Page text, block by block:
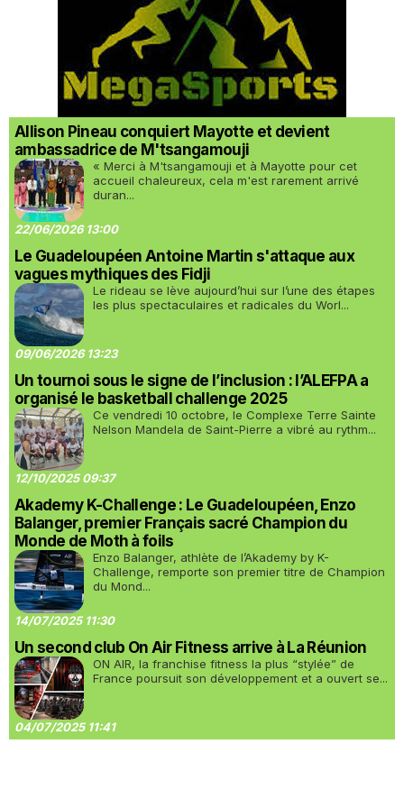
Allison Pineau conquiert Mayotte et devient
ambassadrice de M'tsangamouji
« Merci à M'tsangamouji et à Mayotte pour cet
accueil chaleureux, cela m'est rarement arrivé
duran...
22/06/2026 13:00
Le Guadeloupéen Antoine Martin s'attaque aux
vagues mythiques des Fidji
Le rideau se lève aujourd’hui sur l’une des étapes
les plus spectaculaires et radicales du Worl...
09/06/2026 13:23
Un tournoi sous le signe de l’inclusion : l’ALEFPA a
organisé le basketball challenge 2025
Ce vendredi 10 octobre, le Complexe Terre Sainte
Nelson Mandela de Saint-Pierre a vibré au rythm...
12/10/2025 09:37
Akademy K-Challenge : Le Guadeloupéen, Enzo
Balanger, premier Français sacré Champion du
Monde de Moth à foils
Enzo Balanger, athlète de l’Akademy by K-
Challenge, remporte son premier titre de Champion
du Mond...
14/07/2025 11:30
Un second club On Air Fitness arrive à La Réunion
ON AIR, la franchise fitness la plus “stylée” de
France poursuit son développement et a ouvert se...
04/07/2025 11:41